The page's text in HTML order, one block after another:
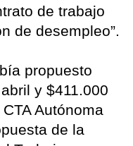
de trabajo
de desempleo”.
propuesto
y $411.000
Autónoma
de la